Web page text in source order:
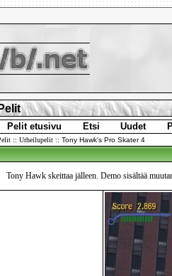
Pelit etusivu Etsi Uudet
::Urheilupelit ::Tony Hawk's Pro Skater 4
Tony Hawk skeittaa jälleen. Demo sisältää